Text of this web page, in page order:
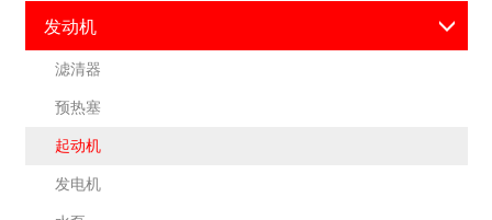
发动机
滤清器
预热塞
起动机
发电机